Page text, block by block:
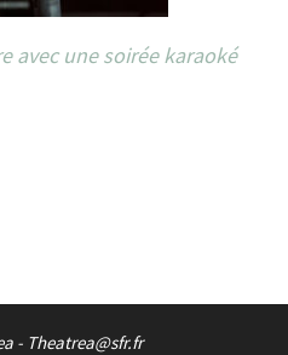
avec une soirée karaoké
- Theatrea@sfr.fr